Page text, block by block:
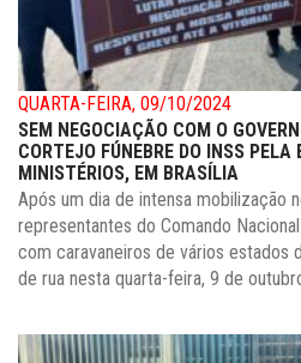
QUARTA-FEIRA, 09/10/2024
SEM NEGOCIAÇÃO COM O
CORTEJO FÚNEBRE DO INSS PELA
MINISTÉRIOS, EM BRASÍLIA
Após um dia de intensa mobilização
representantes do Comando
com caravaneiros de vários estados
de rua nesta quarta-feira, 9 de